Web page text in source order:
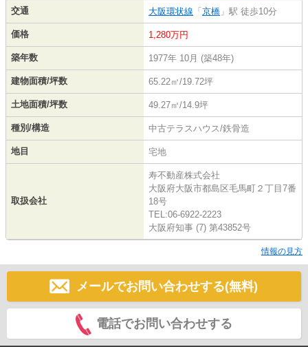
交通 大阪環状線 「 京橋 」駅 徒歩10分
価格 1,280万円
築年数 1977年 10月 (築48年)
建物面積/坪数 65.22㎡/19.72坪
土地面積/坪数 49.27㎡/14.9坪
種別/構造 中古テラスハウス/鉄骨造
地目 宅地
取扱会社
寿不動産株式会社
大阪府大阪市都島区毛馬町２丁目7番
18号
TEL:06-6922-2223
大阪府知事 (7) 第43852号
情報の見方
メールでお問い合わせする(無料)
電話でお問い合わせする